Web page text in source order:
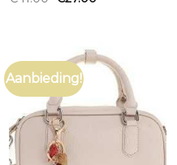
Aanbieding!